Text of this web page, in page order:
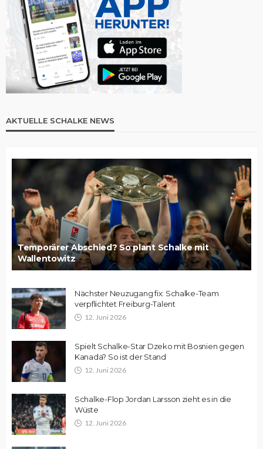
AKTUELLE SCHALKE NEWS
Temporärer Abschied? So plant Schalke mit
Wallentowitz
Nächster Neuzugang fix: Schalke-Team
verpflichtet Freiburg-Talent
12. Juni 2026
Spielt Schalke-Star Dzeko mit Bosnien gegen
Kanada? So ist der Stand
12. Juni 2026
Schalke-Flop Jordan Larsson zieht es in die
Wüste
12. Juni 2026